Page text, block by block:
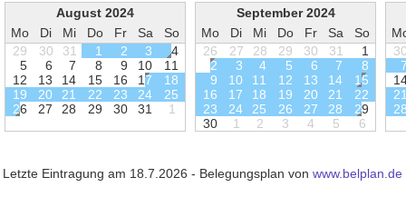
August 2024
Mo
Di Mi Do Fr Sa
So
29
30 31 1 2 3
4
5
6 7 8 9 10 1 1
1 2 13 14 15 16 17 18
19 20 21 22 23 24 25
26 27 28 29 30 31 1
September 2024
Mo
Di Mi Do Fr Sa
So
26
27 28 29 30 31
1
2
3 4 5 6 7
8
9
10 1 1 1 2 13 14 15
16 17 18 19 20 21 22
23 24 25 26 27 28 29
30 1 2 3 4 5 6
1
2
2
Letzte Eintragung am 18.7.2026 - Belegungsplan von www.belplan.de